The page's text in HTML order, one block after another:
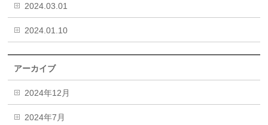
2024.03.01
2024.01.10
アーカイブ
2024年12月
2024年7月